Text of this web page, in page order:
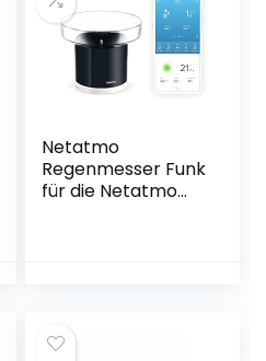
Netatmo
Regenmesser Funk
für die Netatmo